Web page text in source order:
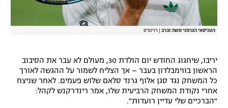
לוח דרושים – ג'ובנט
תגיות
הטניסאי הגרמני סשה זברב רויטרס
יריבו, שיחגוג החודש יום הולדת 30, מעולם לא עבר את הסיבוב
הראשון בווימבלדון בעבר – אך הצליח לשמור על ההגשה לאורך
כל המשחק נגד סגן אלוף גרנד סלאם שלוש פעמים. לאחר שניצח
אחרי נקודת המשחק הרביעית שלו, אמר רינדרקנש לקהל:
"הברכיים שלי עדיין רועדות".